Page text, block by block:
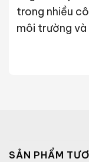
trong nhiều
môi trường
SẢN PHẨM